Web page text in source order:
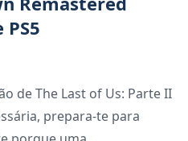
de The Last of Us: Parte II
prepara-te para